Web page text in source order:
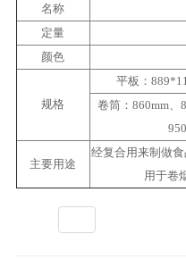
名称
定量
颜色
规格
平板：
卷筒：860mm、
主要用途
经复合用来制做
用于卷